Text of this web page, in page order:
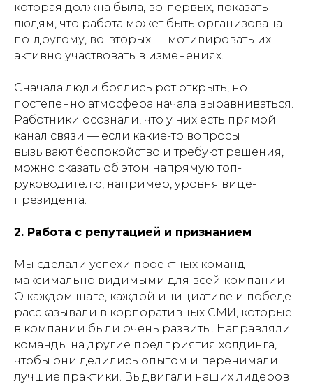
которая должна была, во-первых, показать
людям, что работа может быть организована
по-другому, во-вторых — мотивировать их
активно участвовать в изменениях.
Сначала люди боялись рот открыть, но
постепенно атмосфера начала выравниваться.
Работники осознали, что у них есть прямой
канал связи — если какие-то вопросы
вызывают беспокойство и требуют решения,
можно сказать об этом напрямую топ-
руководителю, например, уровня вице-
президента.
2. Работа с репутацией и признанием
Мы сделали успехи проектных команд
максимально видимыми для всей компании.
О каждом шаге, каждой инициативе и победе
рассказывали в корпоративных СМИ, которые
в компании были очень развиты. Направляли
команды на другие предприятия холдинга,
чтобы они делились опытом и перенимали
лучшие практики. Выдвигали наших лидеров